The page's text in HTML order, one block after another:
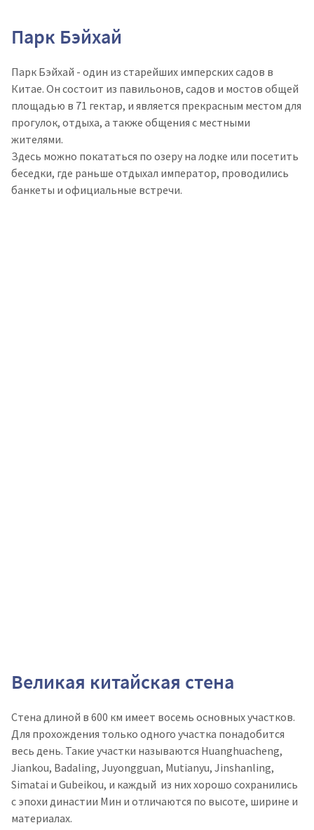
Парк Бэйхай
Парк Бэйхай - один из старейших имперских садов в
Китае. Он состоит из павильонов, садов и мостов общей
площадью в 71 гектар, и является прекрасным местом для
прогулок, отдыха, а также общения с местными
жителями.
Здесь можно покататься по озеру на лодке или посетить
беседки, где раньше отдыхал император, проводились
банкеты и официальные встречи.
Великая китайская стена
Стена длиной в 600 км имеет восемь основных участков.
Для прохождения только одного участка понадобится
весь день. Такие участки называются Huanghuacheng,
Jiankou, Badaling, Juyongguan, Mutianyu, Jinshanling,
Simatai и Gubeikou, и каждый из них хорошо сохранились
с эпохи династии Мин и отличаются по высоте, ширине и
материалах.